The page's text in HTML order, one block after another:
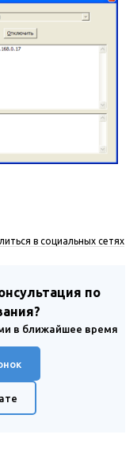
в социальных сетях
по
в ближайшее время